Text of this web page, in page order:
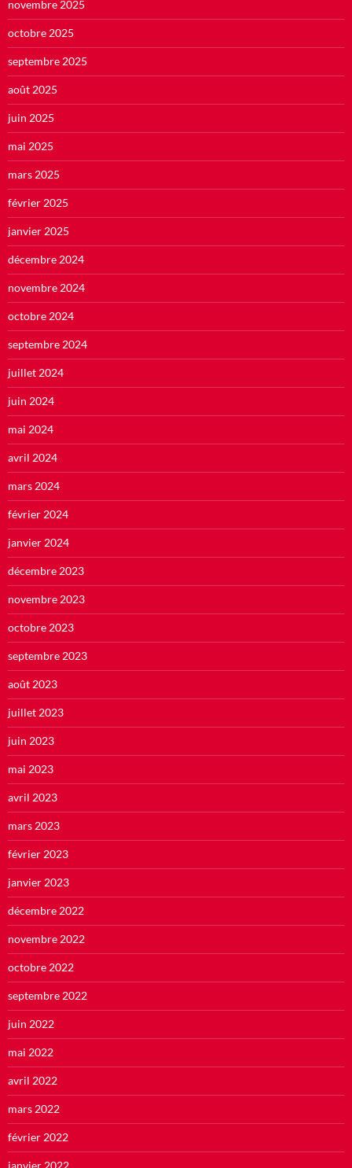
novembre 2025
octobre 2025
septembre 2025
août 2025
juin 2025
mai 2025
mars 2025
février 2025
janvier 2025
décembre 2024
novembre 2024
octobre 2024
septembre 2024
juillet 2024
juin 2024
mai 2024
avril 2024
mars 2024
février 2024
janvier 2024
décembre 2023
novembre 2023
octobre 2023
septembre 2023
août 2023
juillet 2023
juin 2023
mai 2023
avril 2023
mars 2023
février 2023
janvier 2023
décembre 2022
novembre 2022
octobre 2022
septembre 2022
juin 2022
mai 2022
avril 2022
mars 2022
février 2022
janvier 2022